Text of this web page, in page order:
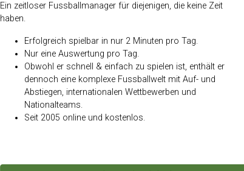
Ein zeitloser Fussballmanager für diejenigen, die keine Zeit
haben.
Erfolgreich spielbar in nur 2 Minuten pro Tag.
Nur eine Auswertung pro Tag.
Obwohl er schnell & einfach zu spielen ist, enthält er
dennoch eine komplexe Fussballwelt mit Auf- und
Abstiegen, internationalen Wettbewerben und
Nationalteams.
Seit 2005 online und kostenlos.